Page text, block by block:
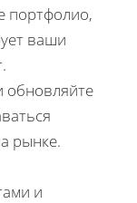
портфолио,
ваши
обновляйте
рынке.
и